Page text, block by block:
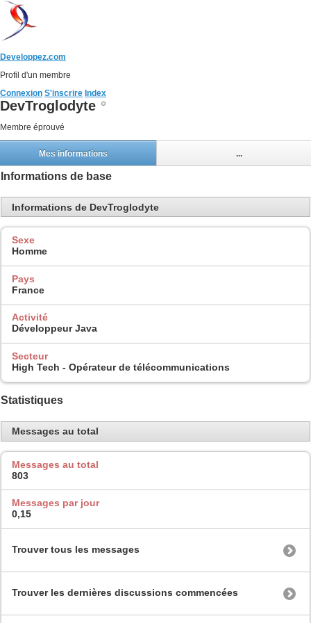
Developpez.com
Profil d'un membre
Connexion S'inscrire Index
DevTroglodyte
Membre éprouvé
Mes informations ...
Informations de base
Informations de DevTroglodyte
Sexe
Homme
Pays
France
Activité
Développeur Java
Secteur
High Tech - Opérateur de télécommunications
Statistiques
Messages au total
Messages au total
803
Messages par jour
0,15
Trouver tous les messages
Trouver les dernières discussions commencées